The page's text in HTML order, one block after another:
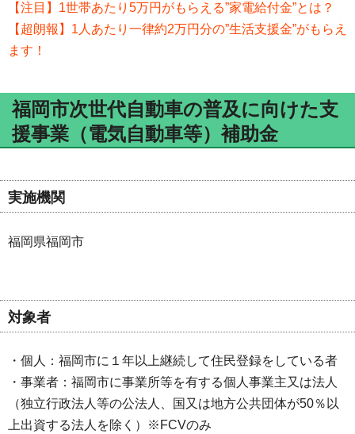
【注目】1世帯あたり5万円がもらえる”家電給付金”とは？
【超朗報】1人あたり一律約2万円分の”生活支援金”がもらえ
ます！
福岡市次世代自動車の普及に向けた支
援事業（電気自動車等）補助金
実施機関
福岡県福岡市
対象者
・個人：福岡市に１年以上継続して住民登録をしている者
・事業者：福岡市に事業所等を有する個人事業主又は法人
（独立行政法人等の公法人、国又は地方公共団体が50％以
上出資する法人を除く）※FCVのみ